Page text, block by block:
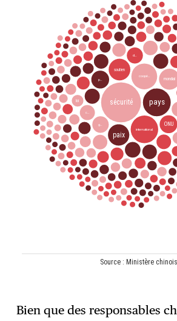
Bien que des responsables